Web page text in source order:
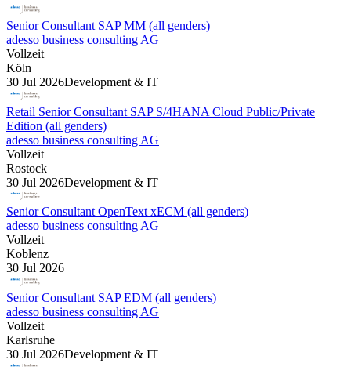
Senior Consultant SAP MM (all genders)
adesso business consulting AG
Vollzeit
Köln
30 Jul 2026Development & IT
Retail Senior Consultant SAP S/4HANA Cloud Public/Private
Edition (all genders)
adesso business consulting AG
Vollzeit
Rostock
30 Jul 2026Development & IT
Senior Consultant OpenText xECM (all genders)
adesso business consulting AG
Vollzeit
Koblenz
30 Jul 2026
Senior Consultant SAP EDM (all genders)
adesso business consulting AG
Vollzeit
Karlsruhe
30 Jul 2026Development & IT